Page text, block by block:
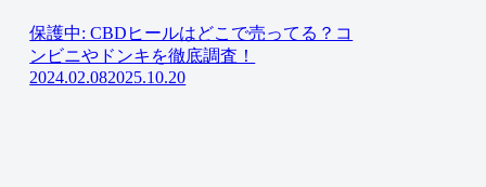
保護中: CBDヒールはどこで売ってる？コ
ンビニやドンキを徹底調査！
2024.02.082025.10.20